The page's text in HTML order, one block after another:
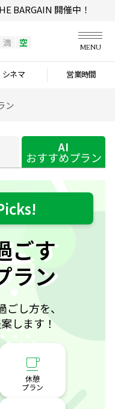
BARGAIN 開催中！
満 空 MENU
シネマ 営業時間
ン
AI
おすすめプラン
ごす
ラン
し方を、
します！
休憩
プラン